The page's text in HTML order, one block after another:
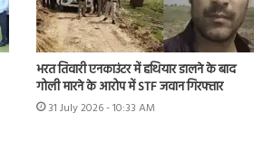
भरत तिवारी एनकाउंटर में हथियार डालने के बाद
गोली मारने के आरोप में STF जवान गिरफ्तार
31 July 2026 - 10:33 AM